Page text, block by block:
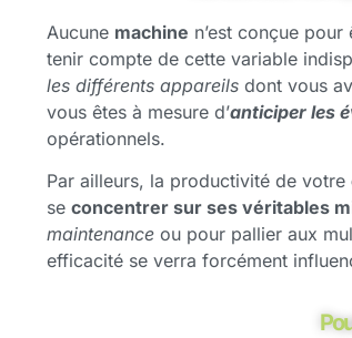
Aucune machine n’est conçue
tenir compte de cette variable
les différents appareils dont vous
vous êtes à mesure d’anticiper les
opérationnels.
Par ailleurs, la productivité de votre
se concentrer sur ses véritables
maintenance ou pour pallier aux
efficacité se verra forcément